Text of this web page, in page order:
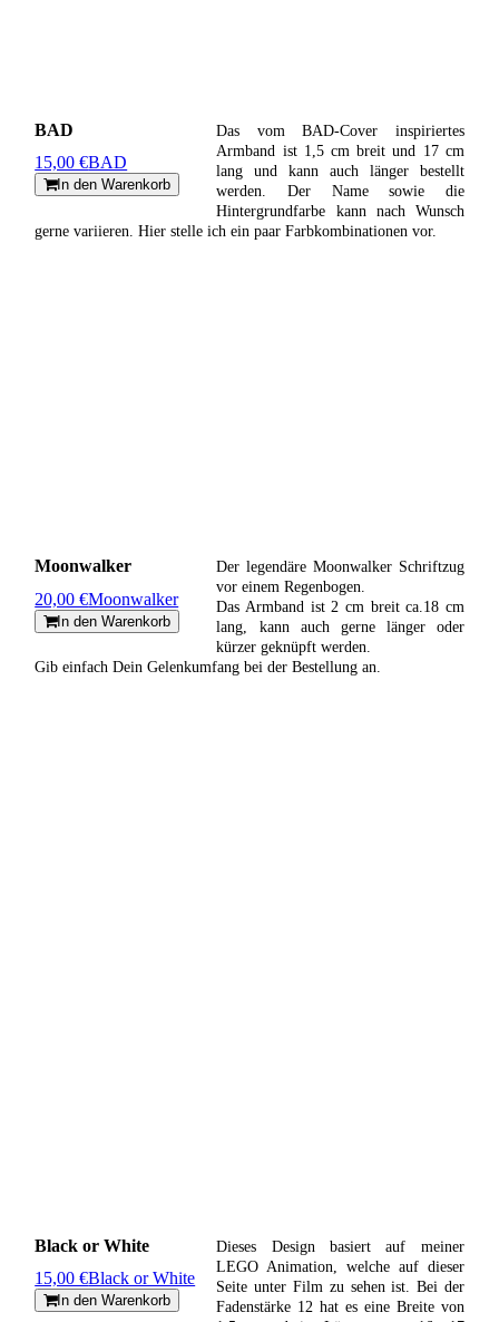
BAD
15,00 €BAD
In den Warenkorb
Das vom BAD-Cover inspiriertes
Armband ist 1,5 cm breit und 17 cm
lang und kann auch länger bestellt
werden. Der Name sowie die
Hintergrundfarbe kann nach Wunsch
gerne variieren. Hier stelle ich ein paar Farbkombinationen vor.
Moonwalker
20,00 €Moonwalker
In den Warenkorb
Der legendäre Moonwalker Schriftzug
vor einem Regenbogen.
Das Armband ist 2 cm breit ca.18 cm
lang, kann auch gerne länger oder
kürzer geknüpft werden.
Gib einfach Dein Gelenkumfang bei der Bestellung an.
Black or White
15,00 €Black or White
In den Warenkorb
Dieses Design basiert auf meiner
LEGO Animation, welche auf dieser
Seite unter Film zu sehen ist. Bei der
Fadenstärke 12 hat es eine Breite von